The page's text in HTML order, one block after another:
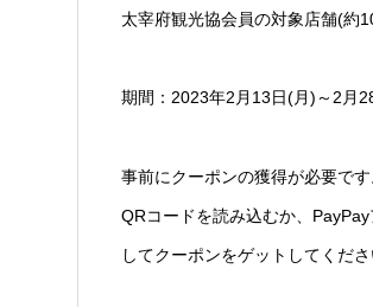
太宰府観光協会員の対象店舗(約
期間：2023年2月13日(月)～2月
事前にクーポンの獲得が必要です
QRコードを読み込むか、
してクーポンをゲットしてくださ